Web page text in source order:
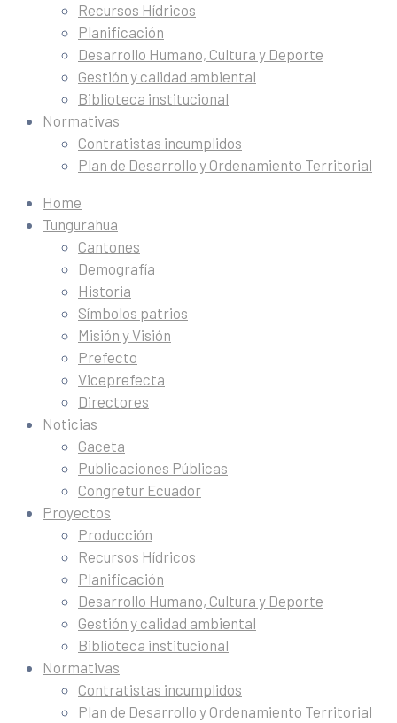
Recursos Hídricos
Planificación
Desarrollo Humano, Cultura y Deporte
Gestión y calidad ambiental
Biblioteca institucional
Normativas
Contratistas incumplidos
Plan de Desarrollo y Ordenamiento Territorial
Home
Tungurahua
Cantones
Demografía
Historia
Símbolos patrios
Misión y Visión
Prefecto
Viceprefecta
Directores
Noticias
Gaceta
Publicaciones Públicas
Congretur Ecuador
Proyectos
Producción
Recursos Hídricos
Planificación
Desarrollo Humano, Cultura y Deporte
Gestión y calidad ambiental
Biblioteca institucional
Normativas
Contratistas incumplidos
Plan de Desarrollo y Ordenamiento Territorial